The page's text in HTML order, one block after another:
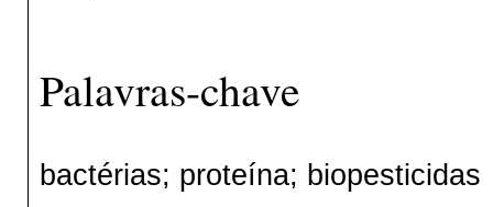
Palavras-chave
bactérias; proteína; biopesticidas